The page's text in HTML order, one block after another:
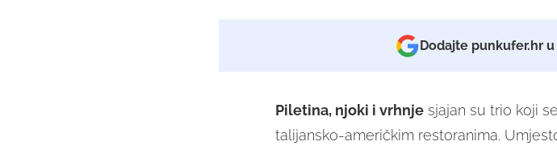
Dodajte punkufer.hr
Piletina, njoki i vrhnjesjajan su trio koji
talijansko-američkim restoranima.